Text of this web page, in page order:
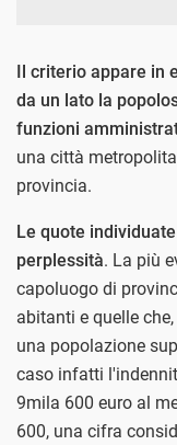
Il criterio appare in
da un lato la
funzioni
una città
provincia.
Le quote
perplessità. La più
capoluogo di
abitanti e quelle
una popolazione
caso infatti
9mila 600 euro al
600, una cifra